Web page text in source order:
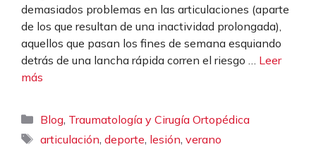
demasiados problemas en las articulaciones (aparte
de los que resultan de una inactividad prolongada),
aquellos que pasan los fines de semana esquiando
detrás de una lancha rápida corren el riesgo … Leer
más
Categorías
Blog, Traumatología y Cirugía Ortopédica
Etiquetas
articulación,deporte, lesión,verano